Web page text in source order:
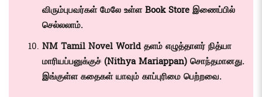
விரும்புபவர்கள் மேலே உள்ளBook Storeஇணைப்பில்
செல்லலாம்.
NM Tamil Novel World தளம் எழுத்தாளர் நித்யா
மாரியப்பனுக்குச் (Nithya Mariappan)சொந்தமானது.
இங்குள்ள கதைகள் யாவும் காப்புரிமை பெற்றவை.